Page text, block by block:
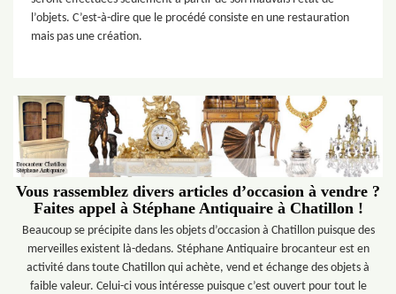
l’objets. C’est-à-dire que le procédé consiste en une restauration
mais pas une création.
Vous rassemblez divers articles d’occasion à vendre ?
Faites appel à Stéphane Antiquaire à Chatillon !
Beaucoup se précipite dans les objets d’occasion à Chatillon puisque des
merveilles existent là-dedans. Stéphane Antiquaire brocanteur est en
activité dans toute Chatillon qui achète, vend et échange des objets à
faible valeur. Celui-ci vous intéresse puisque c’est ouvert pour tout le